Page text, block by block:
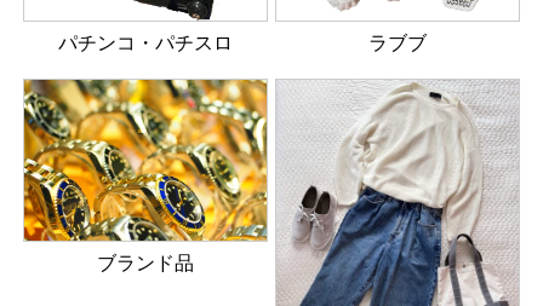
パチンコ・パチスロ ラブブ
ブランド品